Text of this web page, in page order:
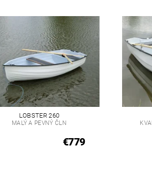
LOBSTER 260
MALÝ A PEVNÝ ČLN
€779